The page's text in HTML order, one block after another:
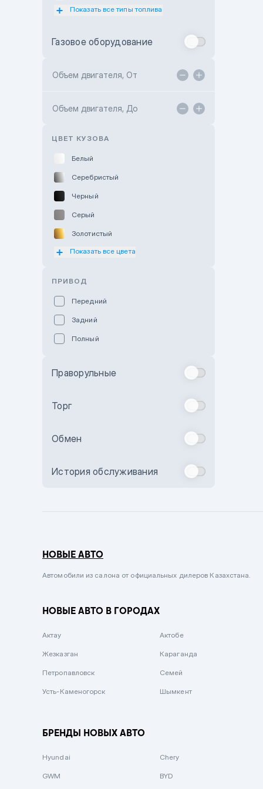
Subaru Motor Almaty
Toyota Kokshetau
Hyundai ShymCity
Показать все типы топлива
Газовое оборудование
Объем двигателя, От
Объем двигателя, До
ЦВЕТ КУЗОВА
Белый
Серебристый
Черный
Серый
Золотистый
Оранжевый
Бежевый
Комбинированный
Сиреневый металлик
Вишневый
Зеленый металлик
Показать все цвета
ПРИВОД
Передний
Задний
Полный
Праворульные
Торг
Обмен
История обслуживания
НОВЫЕ АВТО
Автомобили из салона от официальных дилеров Казахстана.
НОВЫЕ АВТО В ГОРОДАХ
Актау Актобе
Жезказган Караганда
Петропавловск Семей
Усть-Каменогорск Шымкент
БРЕНДЫ НОВЫХ АВТО
Hyundai Chery
GWM BYD